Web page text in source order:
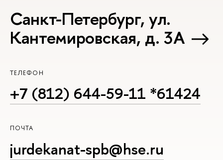
Санкт-Петербург, ул.
Кантемировская, д. 3А
ТЕЛЕФОН
+7 (812) 644-59-11 *61424
ПОЧТА
jurdekanat-spb@hse.ru